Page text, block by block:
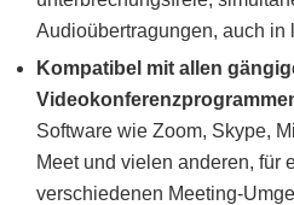
Audioübertragungen, auch in
Kompatibel mit allen
Software wie Zoom, Skype,
Meet und vielen anderen, für
verschiedenen Meeting-